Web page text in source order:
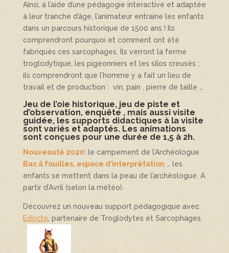
Ainsi, à l’aide d’une pédagogie interactive et adaptée
à leur tranche d’âge, l’animateur entraine les enfants
dans un parcours historique de 1500 ans ! Ils
comprendront pourquoi et comment ont été
fabriqués ces sarcophages. Ils verront la ferme
troglodytique, les pigeonniers et les silos creusés ;
ils comprendront que l’homme y a fait un lieu de
travail et de production : vin, pain , pierre de taille …
Jeu de l’oie historique, jeu de piste et
d’observation, enquête , mais aussi visite
guidée, les supports didactiques à la visite
sont variés et adaptés. Les animations
sont conçues pour une durée de 1,5 à 2h.
Nouveauté 2020: le campement de l’Archéologue.
Bac à fouilles, espace d’interprétation … les
enfants se mettent dans la peau de l’archéologue. A
partir d’Avril (selon la météo).
Découvrez un nouveau support pédagogique avec
Edocto , partenaire de Troglodytes et Sarcophages.